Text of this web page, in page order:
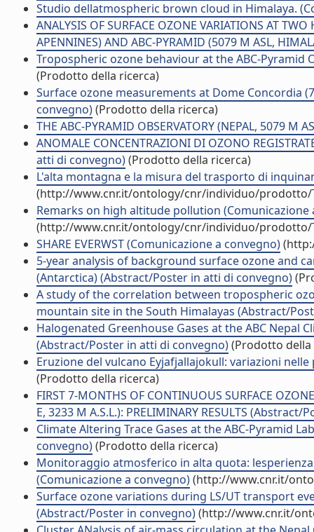
Studio dellatmospheric brown cloud in Himalaya.
ANALYSIS OF SURFACE OZONE VARIATIONS AT
APENNINES) AND ABC-PYRAMID (5079 M ASL,
Tropospheric ozone behaviour at the ABC-
(Prodotto della ricerca)
Surface ozone measurements at Dome Concordia
convegno)(Prodotto della ricerca)
THE ABC-PYRAMID OBSERVATORY (NEPAL, 5079
ANOMALE CONCENTRAZIONI DI OZONO
atti di convegno)(Prodotto della ricerca)
L'alta montagna e la misura del trasporto di
(http://www.cnr.it/ontology/cnr/individuo/prodotto/
Remarks on high altitude pollution (Comunicazione
(http://www.cnr.it/ontology/cnr/individuo/prodotto/
SHARE EVERWST (Comunicazione a convegno)
5-year analysis of background surface ozone and
(Antarctica) (Abstract/Poster in atti di convegno)
A study of the correlation between tropospheric
mountain site in the South Himalayas (Abstract/
Halogenated Greenhouse Gases at the ABC Nepal
(Abstract/Poster in atti di convegno)(Prodotto della
Eruzione del vulcano Eyjafjallajokull: variazioni
(Prodotto della ricerca)
FIRST 7-MONTHS OF CONTINUOUS SURFACE
E, 3233 M A.S.L.): PRELIMINARY RESULTS
Climate Altering Trace Gases at the ABC-Pyramid
convegno)(Prodotto della ricerca)
Monitoraggio atmosferico in alta quota:
(Comunicazione a convegno)(http://www.cnr.it/
Surface ozone variations during LS/UT transport
(Abstract/Poster in convegno)(http://www.cnr.it/